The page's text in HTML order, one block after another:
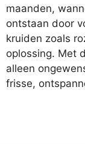
maanden,
ontstaan door
kruiden zoals
oplossing. Met
alleen
frisse,